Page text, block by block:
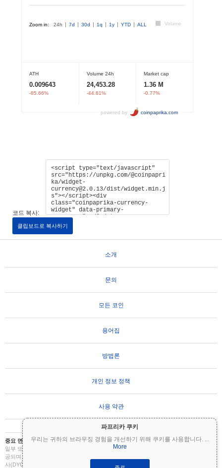
파프리카 쿠키
우리는 귀하의 브라우징 경험을 개선하기 위해 쿠키를 사용합니다. ...
More
코드 복사:
클립보드로 복사하기
소개
문의
모든 코인
용어집
방법론
개인 정보 정책
사용 약관
중요 면책 조항: 암호화폐는 변동성이 매우 높으며 상당한 위험을 수반합니다. 투자금의
일부 또는 전부를 잃을 수 있습니다. Coinpaprika의 모든 정보는 정보 제공 목적으로만 제
공되며 재무 또는 투자 조언을 구성하지 않습니다. 투자 결정을 내리기 전에 항상 직접 조
사(DYOR)를 수행하고 자격을 갖춘 재무 고문과 상담하십시오. Coinpaprika는 이 정보의